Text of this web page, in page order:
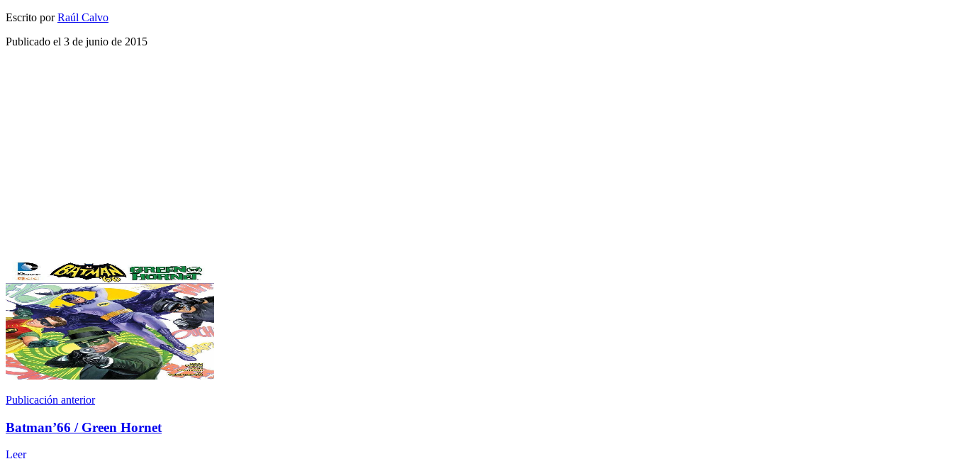
Escrito por Raúl Calvo
Publicado el 3 de junio de 2015
Publicación anterior
Batman’66 / Green Hornet
Leer